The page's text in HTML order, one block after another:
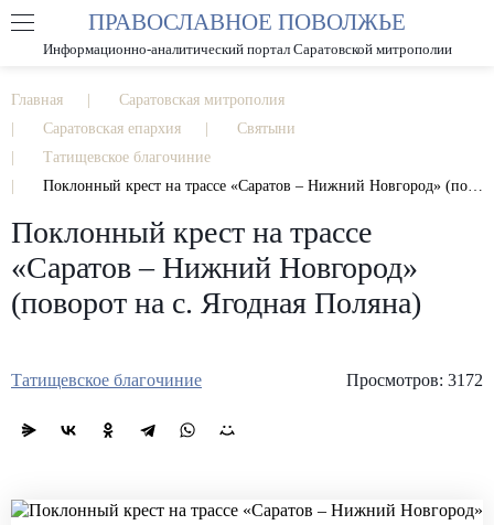
РАЗМЕР ШРИФТА А А
ПРАВОСЛАВНОЕ ПОВОЛЖЬЕ
Информационно-аналитический портал Саратовской митрополии
Главная
Саратовская митрополия
Саратовская епархия
Святыни
Татищевское благочиние
Поклонный крест на трассе «Саратов – Нижний Новгород» (поворот на с. Ягодная Поляна)
Поклонный крест на трассе
«Саратов – Нижний Новгород»
(поворот на с. Ягодная Поляна)
Татищевское благочиние Просмотров: 3172